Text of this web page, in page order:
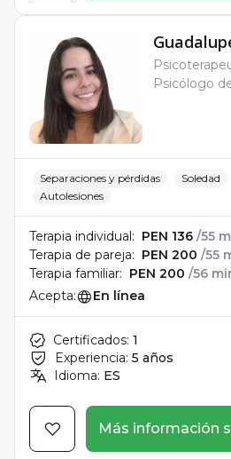
Psicólogo
Separaciones y pérdidas Soledad
Autolesiones
Terapia individual: PEN 136 /55
Terapia de pareja: PEN 200 /55
Terapia familiar: PEN 200 /56
Acepta:
En línea
Certificados: 1
Experiencia: 5 años
Idioma: ES
Más información